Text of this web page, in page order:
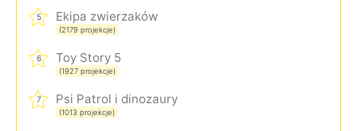
5 Ekipa zwierzaków
(2179 projekcje)
6 Toy Story 5
(1927 projekcje)
7 Psi Patrol i dinozaury
(1013 projekcje)